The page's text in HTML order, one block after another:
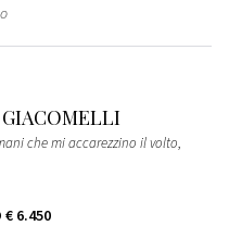
che mi accarezzino il volto,
€ 6.450